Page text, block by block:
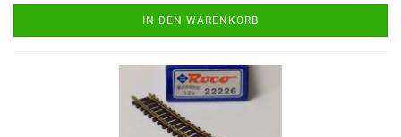
IN DEN WARENKORB